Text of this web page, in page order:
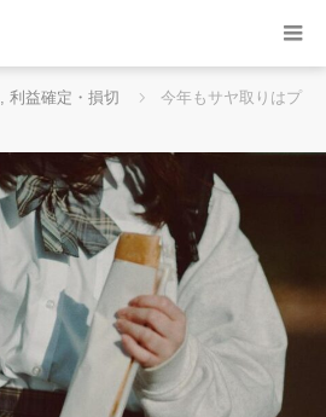
, 利益確定・損切
今年もサヤ取りはプ